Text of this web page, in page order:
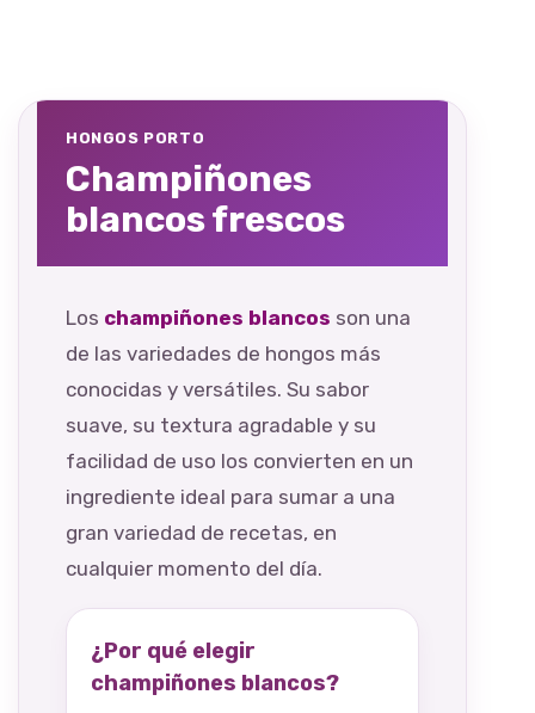
HONGOS PORTO
Champiñones
blancos frescos
Los champiñones blancos son una
de las variedades de hongos más
conocidas y versátiles. Su sabor
suave, su textura agradable y su
facilidad de uso los convierten en un
ingrediente ideal para sumar a una
gran variedad de recetas, en
cualquier momento del día.
¿Por qué elegir
champiñones blancos?